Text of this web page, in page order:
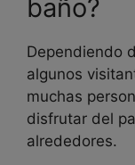
baño?
Dependiendo
algunos
muchas
disfrutar del
alrededores.